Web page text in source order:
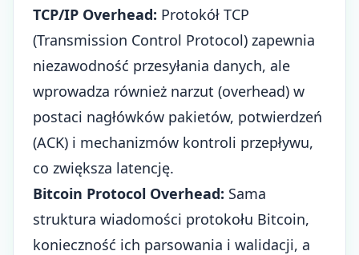
TCP/IP Overhead: Protokół TCP
(Transmission Control Protocol) zapewnia
niezawodność przesyłania danych, ale
wprowadza również narzut (overhead) w
postaci nagłówków pakietów, potwierdzeń
(ACK) i mechanizmów kontroli przepływu,
co zwiększa latencję.
Bitcoin Protocol Overhead: Sama
struktura wiadomości protokołu Bitcoin,
konieczność ich parsowania i walidacji, a